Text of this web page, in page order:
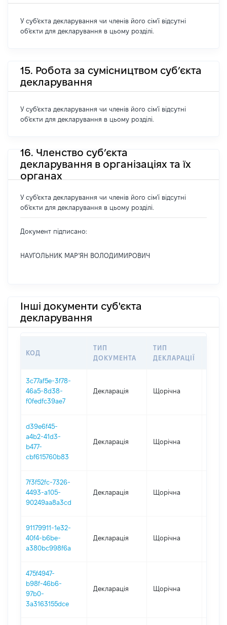
У суб'єкта декларування чи членів його сім'ї відсутні
об'єкти для декларування в цьому розділі.
15. Робота за сумісництвом суб’єкта
декларування
У суб'єкта декларування чи членів його сім'ї відсутні
об'єкти для декларування в цьому розділі.
16. Членство суб’єкта
декларування в організаціях та їх
органах
У суб'єкта декларування чи членів його сім'ї відсутні
об'єкти для декларування в цьому розділі.
Документ підписано:
НАУГОЛЬНИК МАР’ЯН ВОЛОДИМИРОВИЧ
Інші документи суб'єкта
декларування
КОД
ТИП
ДОКУМЕНТА
ТИП
ДЕКЛАРАЦІЇ
3c77af5e-3f78-
46a5-8d38-
f0fedfc39ae7
Декларація Щорічна
d39e6f45-
a4b2-41d3-
b477-
cbf615760b83
Декларація Щорічна
7f3f52fc-7326-
4493-a105-
90249aa8a3cd
Декларація Щорічна
91179911-1e32-
40f4-b6be-
a380bc998f6a
Декларація Щорічна
475f4947-
b98f-46b6-
97b0-
3a3163155dce
Декларація Щорічна